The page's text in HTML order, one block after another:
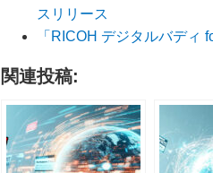
スリリース
「RICOH デジタルバディ
関連投稿: